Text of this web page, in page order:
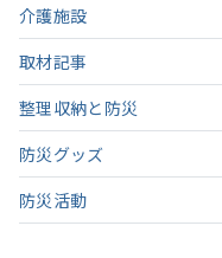
介護施設
取材記事
整理収納と防災
防災グッズ
防災活動